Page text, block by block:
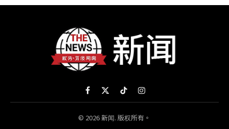
Facebook
X
(Twitter)
TikTokInstagram
© 2026 新闻. 版权所有。